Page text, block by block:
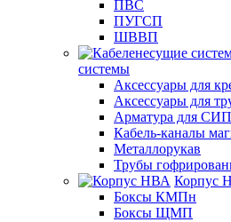
ПВС
ПУГСП
ШВВП
системы
Аксессуары для
Аксессуары для
Арматура для СИП
Кабель-каналы
Металлорукав
Трубы
Корпус
Боксы КМПн
Боксы ЩМП